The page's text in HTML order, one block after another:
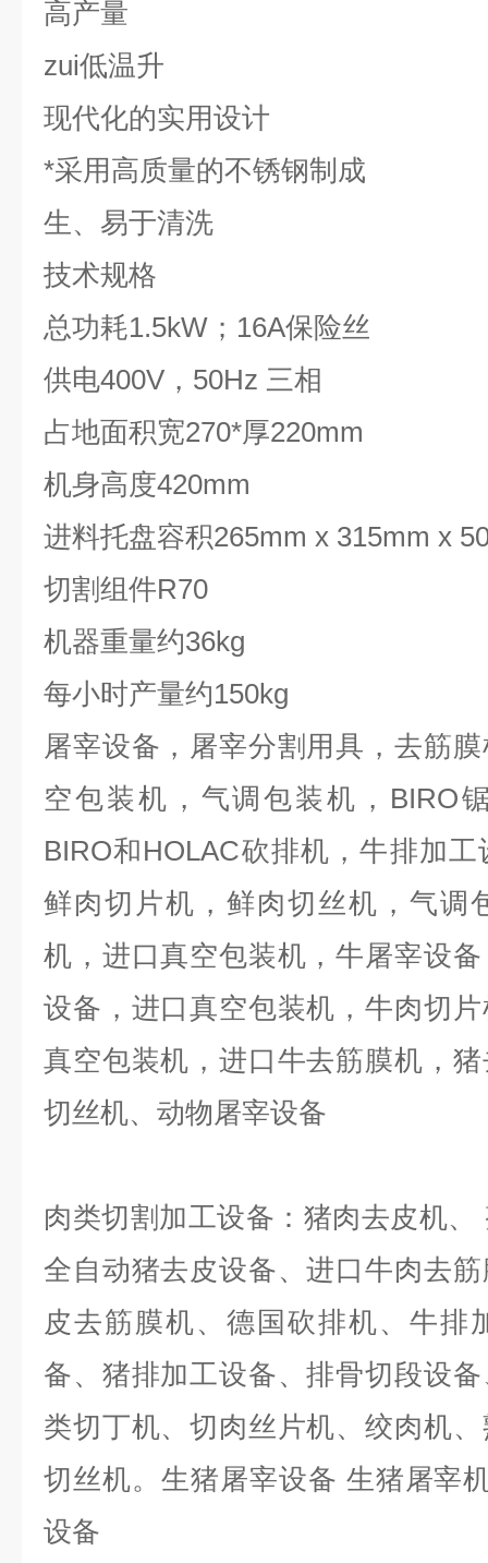
高产量
zui低温升
现代化的实用设计
*采用高质量的不锈钢制成
生、易于清洗
技术规格
总功耗1.5kW；16A保险丝
供电400V，50Hz 三相
占地面积宽270*厚220mm
机身高度420mm
进料托盘容积265mm x 315mm x
切割组件R70
机器重量约36kg
每小时产量约150kg
屠宰设备，屠宰分割用具，去筋
空包装机，气调包装机，BIRO
BIRO和HOLAC砍排机，牛排加
鲜肉切片机，鲜肉切丝机，气调
机，进口真空包装机，牛屠宰设
设备，进口真空包装机，牛肉切
真空包装机，进口牛去筋膜机，
切丝机、动物屠宰设备
肉类切割加工设备：猪肉去皮机、
全自动猪去皮设备、进口牛肉去
皮去筋膜机、德国砍排机、牛排
备、猪排加工设备、排骨切段设
类切丁机、切肉丝片机、绞肉机
切丝机。生猪屠宰设备 生猪屠宰
设备